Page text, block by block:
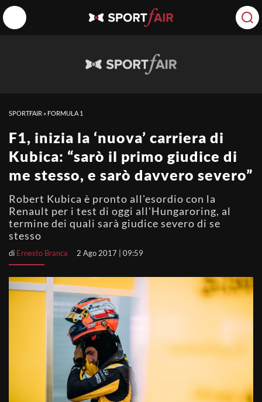
SPORTFAIR » FORMULA 1
F1, inizia la ‘nuova’ carriera di
Kubica: “sarò il primo giudice di
me stesso, e sarò davvero severo”
Robert Kubica è pronto all'esordio con la
Renault per i test di oggi all'Hungaroring, al
termine dei quali sarà giudice severo di se
stesso
di Ernesto Branca 2 Ago 2017 | 09:59